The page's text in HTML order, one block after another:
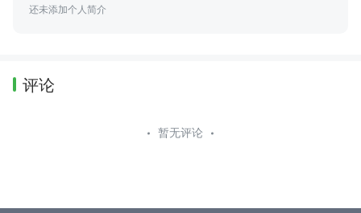
还未添加个人简介
评论
暂无评论